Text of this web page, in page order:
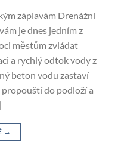
záplavám Drenážní
je dnes jedním z
městům zvládat
a rychlý odtok vody z
beton vodu zastaví
do podloží a
→